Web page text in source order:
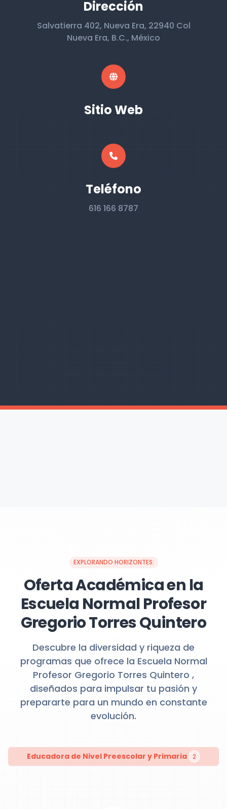
Dirección
Salvatierra 402, Nueva Era, 22940 Col
Nueva Era, B.C., México
Sitio Web
Teléfono
616 166 8787
EXPLORANDO HORIZONTES:
Oferta Académica en la
Escuela Normal Profesor
Gregorio Torres Quintero
Descubre la diversidad y riqueza de
programas que ofrece la Escuela Normal
Profesor Gregorio Torres Quintero ,
diseñados para impulsar tu pasión y
prepararte para un mundo en constante
evolución.
Educadora de Nivel Preescolar y Primaria 2